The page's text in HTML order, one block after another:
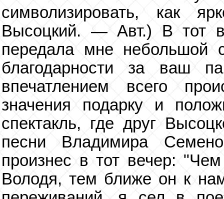
символизировать, как
Высоцкий. — Авт.) В тот
передала мне небольшой
благодарности за ваш
впечатлением всего
значения подарку и
спектакль, где друг
песни Владимира
произнес в тот вечер:
Володя, тем ближе он к